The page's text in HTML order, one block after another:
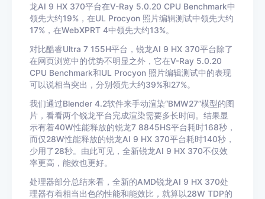
龙AI 9 HX 370平台在V-Ray 5.0.20 CPU Benchmark中
领先大约19%，在UL Procyon 照片编辑测试中领先大约
17%，在WebXPRT 4中领先大约13%。
对比酷睿Ultra 7 155H平台，锐龙AI 9 HX 370平台除了
在网页浏览中的优势不明显之外，它在V-Ray 5.0.20
CPU Benchmark和UL Procyon 照片编辑测试中的表现
可以说相当突出，分别领先大约39%和27%。
我们通过Blender 4.2软件来手动渲染“BMW27”模型的图
片，看看两个锐龙平台完成渲染需要多长时间。结果显
示有着40W性能释放的锐龙7 8845HS平台耗时168秒，
而仅28W性能释放的锐龙AI 9 HX 370平台耗时140秒，
少用了28秒。由此可见，全新锐龙AI 9 HX 370不仅效
率更高，能效也更好。
处理器部分总结来看，全新的AMD锐龙AI 9 HX 370处
理器有着相当出色的性能和能效比，就算以28W TDP的